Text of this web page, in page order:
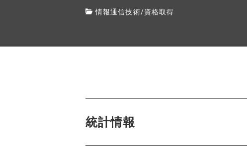
情報通信技術/資格取得
統計情報